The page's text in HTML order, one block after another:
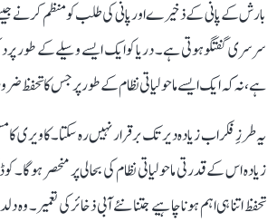
بارش کے پانی کے ذخیرے اور پانی کی طلب کو منظم
سرسری گفتگو ہوتی ہے۔ دریا کو ایک ایسے وسیلے کے طور پر
ہے، نہ کہ ایک ایسے ماحولیاتی نظام کے طور پر جس کا تحفظ
یہ طرزِ فکر اب زیادہ دیر تک برقرار نہیں رہ سکتا۔ کاویری
زیادہ اس کے قدرتی ماحولیاتی نظام کی بحالی پر منحصر ہوگا۔
تحفظ اتنا ہی اہم ہونا چاہیے جتنا نئے آبی ذخائر کی تعمیر۔ وہ